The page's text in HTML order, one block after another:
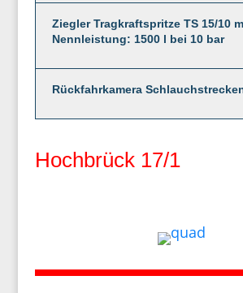
Ziegler Tragkraftspritze TS 15/10
Nennleistung: 1500 l bei 10 bar
Rückfahrkamera
Hochbrück 17/1